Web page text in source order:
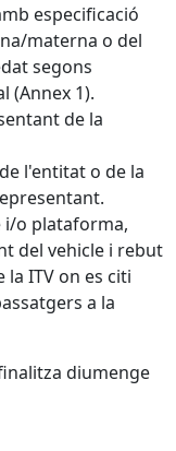
especificació
materna o del
segons
(Annex 1).
de la
l'entitat o de la
i/o plataforma,
del vehicle i rebut
ITV on es citi
a la
diumenge